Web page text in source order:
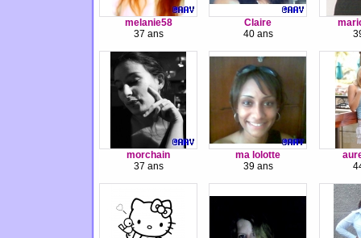
melanie58
37 ans
Claire
40 ans
morchain
37 ans
ma lolotte
39 ans